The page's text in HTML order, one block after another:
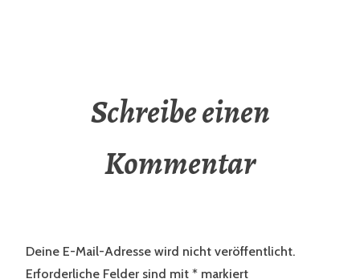
Schreibe einen
Kommentar
Deine E-Mail-Adresse wird nicht veröffentlicht.
Erforderliche Felder sind mit * markiert